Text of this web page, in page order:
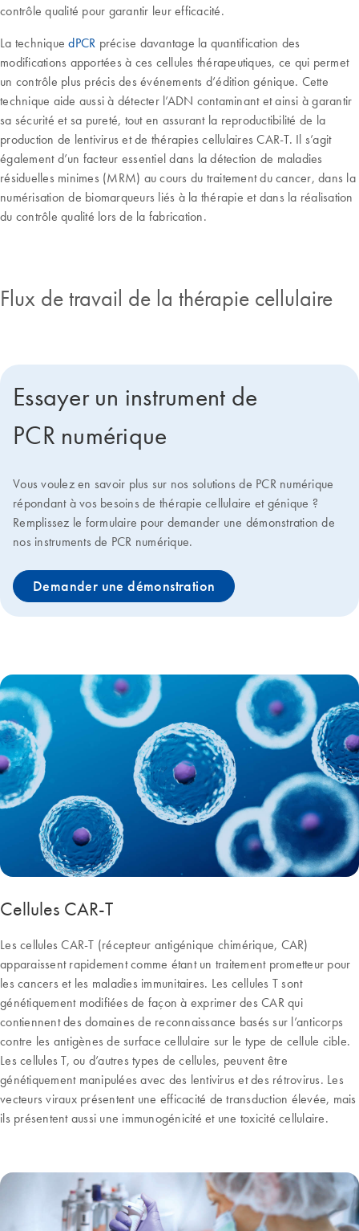
contrôle qualité pour garantir leur efficacité.
La techniquedPCR précise davantage la quantification des
modifications apportées à ces cellules thérapeutiques, ce qui permet
un contrôle plus précis des événements d’édition génique. Cette
technique aide aussi à détecter l’ADN contaminant et ainsi à garantir
sa sécurité et sa pureté, tout en assurant la reproductibilité de la
production de lentivirus et de thérapies cellulaires CAR-T. Il s’agit
également d’un facteur essentiel dans la détection de maladies
résiduelles minimes (MRM) au cours du traitement du cancer, dans la
numérisation de biomarqueurs liés à la thérapie et dans la réalisation
du contrôle qualité lors de la fabrication.
Flux de travail de la thérapie cellulaire
Essayer un instrument de
PCR numérique
Vous voulez en savoir plus sur nos solutions de PCR numérique
répondant à vos besoins de thérapie cellulaire et génique ?
Remplissez le formulaire pour demander une démonstration de
nos instruments de PCR numérique.
Demander une démonstration
Cellules CAR-T
Les cellules CAR-T (récepteur antigénique chimérique, CAR)
apparaissent rapidement comme étant un traitement prometteur pour
les cancers et les maladies immunitaires. Les cellules T sont
génétiquement modifiées de façon à exprimer des CAR qui
contiennent des domaines de reconnaissance basés sur l’anticorps
contre les antigènes de surface cellulaire sur le type de cellule cible.
Les cellules T, ou d’autres types de cellules, peuvent être
génétiquement manipulées avec des lentivirus et des rétrovirus. Les
vecteurs viraux présentent une efficacité de transduction élevée, mais
ils présentent aussi une immunogénicité et une toxicité cellulaire.